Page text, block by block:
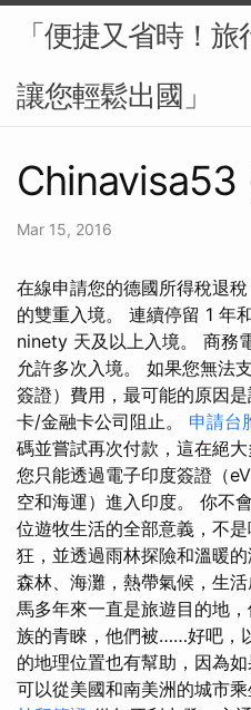
「便捷又省時！
讓您輕鬆出國」
Chinavisa53
Mar 15, 2016
在線申請您的德國所得稅退
的雙重入境。 連續停留 1 年
ninety 天及以上入境。 商務
允許多次入境。 如果您無法
簽證）費用，最可能的原因
卡/金融卡公司阻止。 申請台
碼並嘗試再次付款，這在絕
您只能透過電子印度簽證（
空和海運）進入印度。 你
位遊牧生活的全部意義，不
狂，並透過雨林探險和溫暖的
森林、海灘，熱帶氣候，生
馬多年來一直是旅遊目的地
族的青睞，他們被……好吧，
的地理位置也有幫助，因為
可以從美國和南美洲的城市